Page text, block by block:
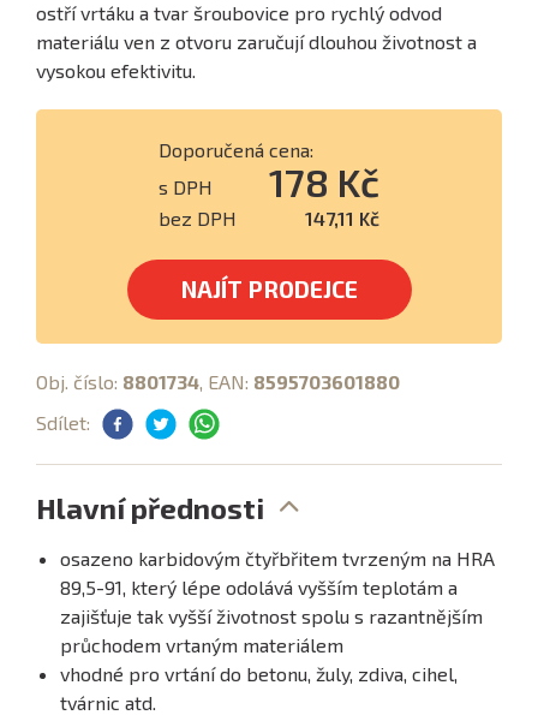
ostří vrtáku a tvar šroubovice pro rychlý odvod
materiálu ven z otvoru zaručují dlouhou životnost a
vysokou efektivitu.
Doporučená cena:
s DPH
178 Kč
bez DPH 147,11 Kč
NAJÍT PRODEJCE
Obj. číslo: 8801734, EAN: 8595703601880
Sdílet:
Hlavní přednosti
osazeno karbidovým čtyřbřitem tvrzeným na HRA
89,5-91, který lépe odolává vyšším teplotám a
zajišťuje tak vyšší životnost spolu s razantnějším
průchodem vrtaným materiálem
vhodné pro vrtání do betonu, žuly, zdiva, cihel,
tvárnic atd.